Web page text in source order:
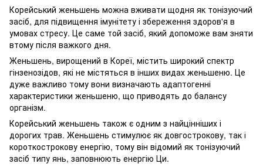
Корейський женьшень можна вживати щодня як тонізуючий
засіб, для підвищення імунітету і збереження здоров'я в
умовах стресу. Це саме той засіб, який допоможе вам зняти
втому після важкого дня.
Женьшень, вирощений в Кореї, містить широкий спектр
гінзенозідов, які не містяться в інших видах женьшеню. Це
дуже важливо тому вони визначають адаптогенні
характеристики женьшеню, що приводять до балансу
організм.
Корейський женьшень також є одним з найцінніших і
дорогих трав. Женьшень стимулює як довгострокову, так і
короткострокову енергію, тому він відомий як тонізуючий
засіб типу янь, заповнюють енергію Ци.